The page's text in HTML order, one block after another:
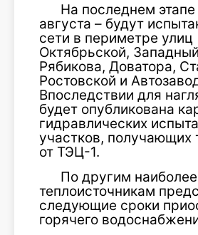
На последнем этапе
августа – будут
сети в периметре улиц
Октябрьской,
Рябикова, Доватора,
Ростовской и
Впоследствии для
будет опубликована
гидравлических
участков, получающих
от ТЭЦ-1.
По другим
теплоисточникам
следующие сроки
горячего